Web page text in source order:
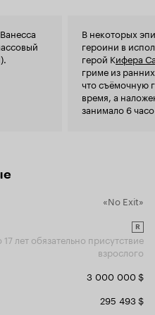
бандиткой
или любая
типичного
милого
которого
действия
единого
девочек,
В некоторых
героини в
герой Кифера
гриме из
что съёмочную
время, а
занимало 6
«No Exit»
R
лет обязательно присутствие
взрослого
3 000 000 $
295 493 $